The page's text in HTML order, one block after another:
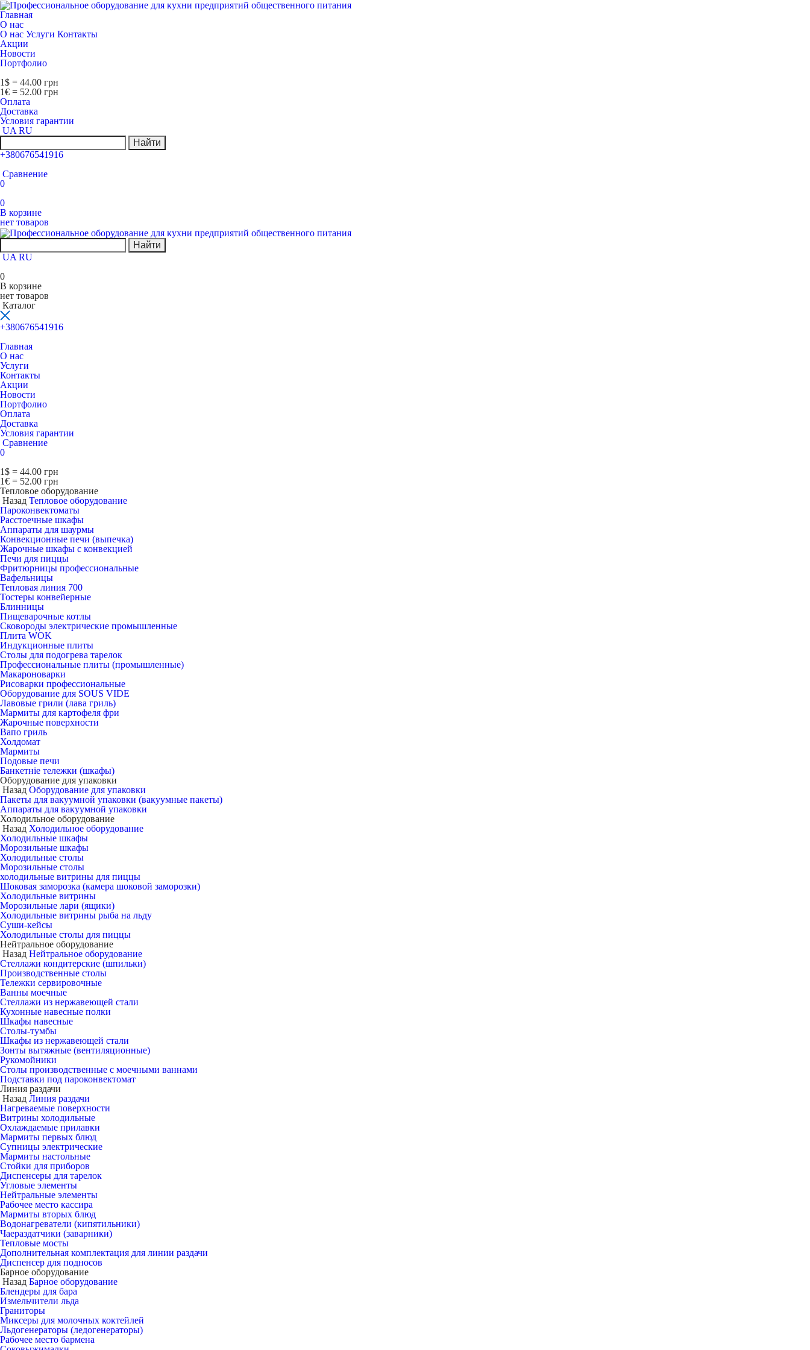
Главная
О нас
О нас Услуги Контакты
Акции
Новости
Портфолио
1$ = 44.00 грн
1€ = 52.00 грн
Оплата
Доставка
Условия гарантии
UA RU
Найти
+380676541916
Сравнение
0
0
В корзине
нет товаров
Найти
UA RU
0
В корзине
нет товаров
Каталог
+380676541916
Главная
О нас
Услуги
Контакты
Акции
Новости
Портфолио
Оплата
Доставка
Условия гарантии
Сравнение
0
1$ = 44.00 грн
1€ = 52.00 грн
Тепловое оборудование
Назад Тепловое оборудование
Пароконвектоматы
Расcтоечные шкафы
Аппараты для шаурмы
Конвекционные печи (выпечка)
Жарочные шкафы с конвекцией
Печи для пиццы
Фритюрницы профессиональные
Вафельницы
Тепловая линия 700
Тостеры конвейерные
Блинницы
Пищеварочные котлы
Сковороды электрические промышленные
Плита WOK
Индукционные плиты
Столы для подогрева тарелок
Профессиональные плиты (промышленные)
Макароноварки
Рисоварки профессиональные
Оборудование для SOUS VIDE
Лавовые грили (лава гриль)
Мармиты для картофеля фри
Жарочные поверхности
Вапо гриль
Холдомат
Мармиты
Подовые печи
Банкетніе тележки (шкафы)
Оборудование для упаковки
Назад Оборудование для упаковки
Пакеты для вакуумной упаковки (вакуумные пакеты)
Аппараты для вакуумной упаковки
Холодильное оборудование
Назад Холодильное оборудование
Холодильные шкафы
Морозильные шкафы
Холодильные столы
Морозильные столы
холодильные витрины для пиццы
Шоковая заморозка (камера шоковой заморозки)
Холодильные витрины
Морозильные лари (ящики)
Холодильные витрины рыба на льду
Суши-кейсы
Холодильные столы для пиццы
Нейтральное оборудование
Назад Нейтральное оборудование
Стеллажи кондитерские (шпильки)
Производственные столы
Тележки сервировочные
Ванны моечные
Стеллажи из нержавеющей стали
Кухонные навесные полки
Шкафы навесные
Столы-тумбы
Шкафы из нержавеющей стали
Зонты вытяжные (вентиляционные)
Рукомойники
Столы производственные с моечными ваннами
Подставки под пароконвектомат
Линия раздачи
Назад Линия раздачи
Нагреваемые поверхности
Витрины холодильные
Охлаждаемые прилавки
Мармиты первых блюд
Супницы электрические
Мармиты настольные
Стойки для приборов
Диспенсеры для тарелок
Угловые элементы
Нейтральные элементы
Рабочее место кассира
Мармиты вторых блюд
Водонагреватели (кипятильники)
Чаераздатчики (заварники)
Тепловые мосты
Дополнительная комплектация для линии раздачи
Диспенсер для подносов
Барное оборудование
Назад Барное оборудование
Блендеры для бара
Измельчители льда
Граниторы
Миксеры для молочных коктейлей
Льдогенераторы (ледогенераторы)
Рабочее место бармена